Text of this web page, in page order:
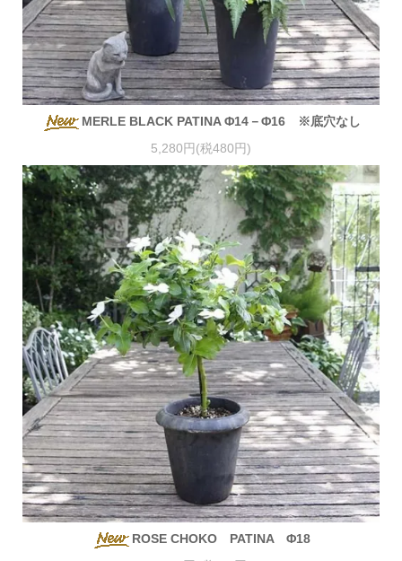
MERLE BLACK PATINA Φ14－Φ16 ※底穴なし
5,280円(税480円)
ROSE CHOKO PATINA Φ18